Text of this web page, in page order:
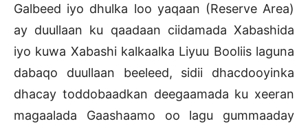
Galbeed iyo dhulka loo yaqaan (Reserve Area)
ay duullaan ku qaadaan ciidamada Xabashida
iyo kuwa Xabashi kalkaalka Liyuu Booliis laguna
dabaqo duullaan beeleed, sidii dhacdooyinka
dhacay toddobaadkan deegaamada ku xeeran
magaalada Gaashaamo oo lagu gummaaday